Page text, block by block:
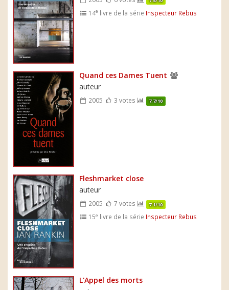
14e livre de la série Inspecteur Rebus
Quand ces Dames Tuent
auteur
2005 3 votes 7.7/10
Fleshmarket close
auteur
2005 7 votes 7.1/10
15e livre de la série Inspecteur Rebus
L'Appel des morts